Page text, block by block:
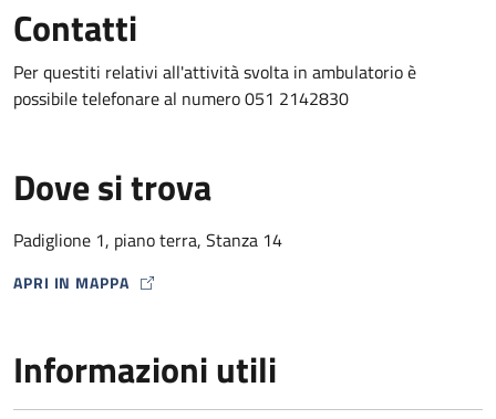
Contatti
Per questiti relativi all'attività svolta in ambulatorio è
possibile telefonare al numero 051 2142830
Dove si trova
Padiglione 1, piano terra, Stanza 14
APRI IN MAPPA
MAP ICON
Informazioni utili